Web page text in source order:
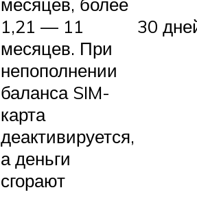
1,21 — 11
месяцев. При
непополнении
баланса SIM-
карта
деактивируется,
а деньги
сгорают
30